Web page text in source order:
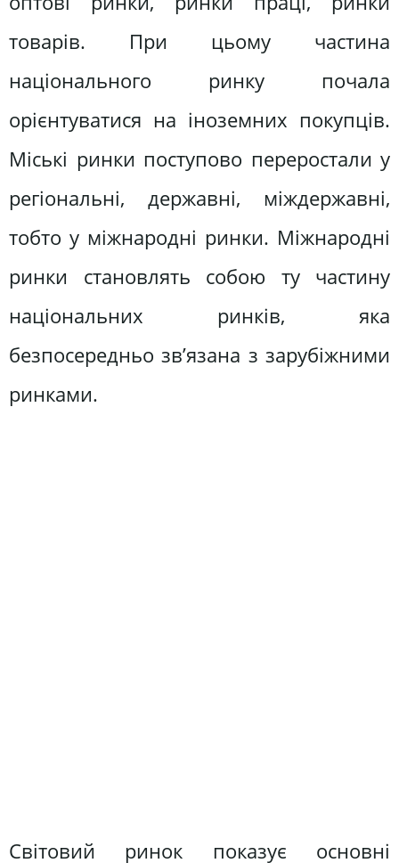
товарів. При цьому частина
національного ринку почала
орієнтуватися на іноземних покупців.
Міські ринки поступово переростали у
регіональні, державні, міждержавні,
тобто у міжнародні ринки. Міжнародні
ринки становлять собою ту частину
національних ринків, яка
безпосередньо зв’язана з зарубіжними
ринками.
Світовий ринок показує основні